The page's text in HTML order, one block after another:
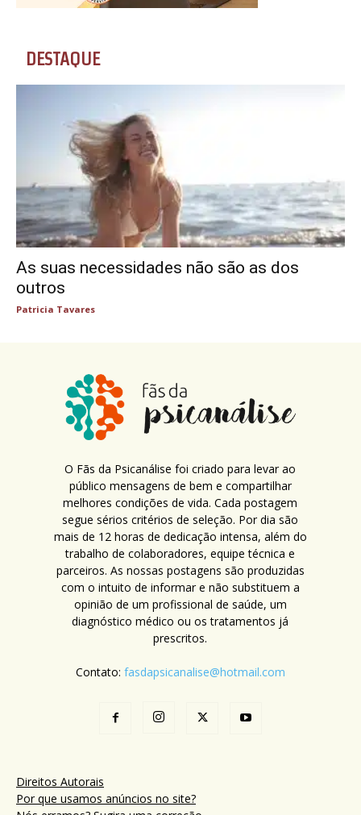
DESTAQUE
As suas necessidades não são as dos
outros
Patricia Tavares
O Fãs da Psicanálise foi criado para levar ao
público mensagens de bem e compartilhar
melhores condições de vida. Cada postagem
segue sérios critérios de seleção. Por dia são
mais de 12 horas de dedicação intensa, além do
trabalho de colaboradores, equipe técnica e
parceiros. As nossas postagens são produzidas
com o intuito de informar e não substituem a
opinião de um profissional de saúde, um
diagnóstico médico ou os tratamentos já
prescritos.
Contato: fasdapsicanalise@hotmail.com
Direitos Autorais
Por que usamos anúncios no site?